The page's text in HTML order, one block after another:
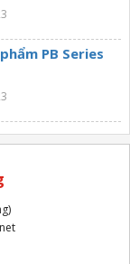
PB Series